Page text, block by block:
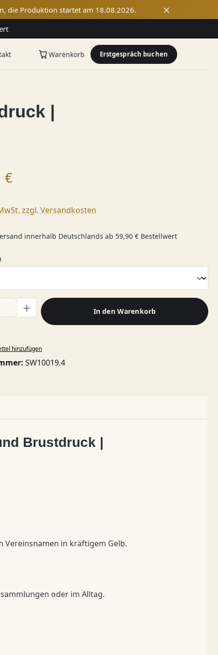
die Produktion startet am 18.08.2026. ×
Warenkorb Erstgespräch buchen
|
Preis:
zzgl. Versandkosten
innerhalb Deutschlands ab 59,90 € Bestellwert
Gib den gewünschten Wert ein oder benutze die
In den Warenkorb
hinzufügen
SW10019.4
Brustdruck |
Vereinsnamen in kräftigem Gelb.
oder im Alltag.